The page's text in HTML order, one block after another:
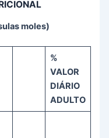
moles)
%
VALOR
DIÁRIO
ADULTO